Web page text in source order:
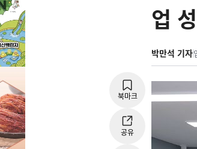
업
박만석 기자
북마크
공유